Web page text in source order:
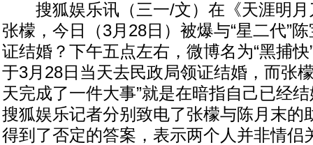
搜狐娱乐讯（三一/文）在《天涯明月
张檬，今日（3月28日）被爆与“星二代”
证结婚？下午五点左右，微博名为“黑捕
于3月28日当天去民政局领证结婚，而张
天完成了一件大事”就是在暗指自己已经
搜狐娱乐记者分别致电了张檬与陈月末的
得到了否定的答案，表示两个人并非情侣